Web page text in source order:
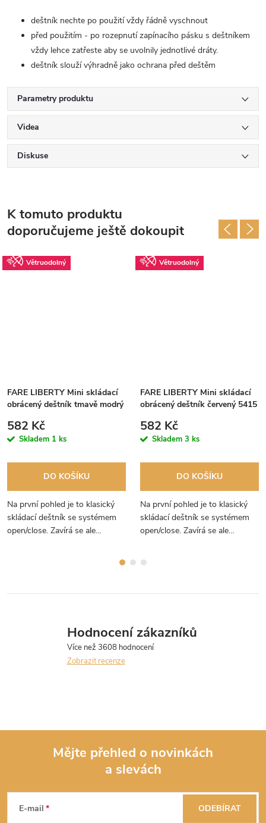
deštník nechte po použití vždy řádně vyschnout
před použitím - po rozepnutí zapínacího pásku s deštníkem
vždy lehce zatřeste aby se uvolnily jednotlivé dráty.
deštník slouží výhradně jako ochrana před deštěm
Parametry produktu
Videa
Diskuse
K tomuto produktu
doporučujeme ještě dokoupit
Větruodolný
FARE LIBERTY Mini skládací
obrácený deštník tmavě modrý
582 Kč
Skladem 1 ks
DO KOŠÍKU
Na první pohled je to klasický
skládací deštník se systémem
open/close. Zavírá se ale
Větruodolný
FARE LIBERTY Mini skládací
obrácený deštník červený 5415
582 Kč
Skladem 3 ks
DO KOŠÍKU
Na první pohled je to klasický
skládací deštník se systémem
open/close. Zavírá se ale
Hodnocení zákazníků
Zobrazit recenze
Mějte přehled o novinkách
a slevách
E-mail ODEBÍRAT